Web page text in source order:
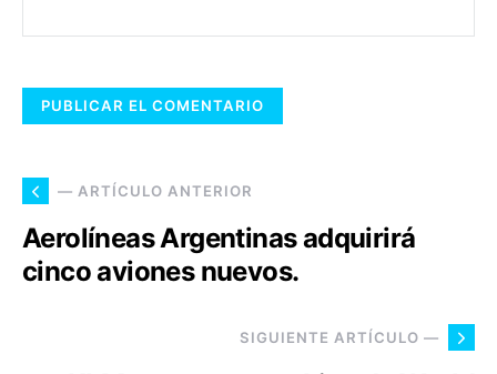
— ARTÍCULO ANTERIOR
Aerolíneas Argentinas adquirirá
cinco aviones nuevos.
SIGUIENTE ARTÍCULO —